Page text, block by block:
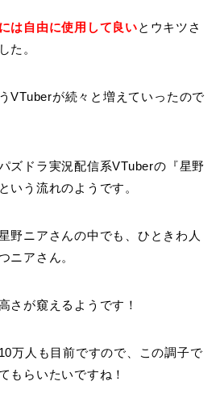
は自由に使用して良いとウキツさ
た。
VTuberが続々と増えていったので
ズドラ実況配信系VTuberの『星野
いう流れのようです。
野ニアさんの中でも、ひときわ人
ニアさん。
さが窺えるようです！
万人も目前ですので、この調子で
もらいたいですね！